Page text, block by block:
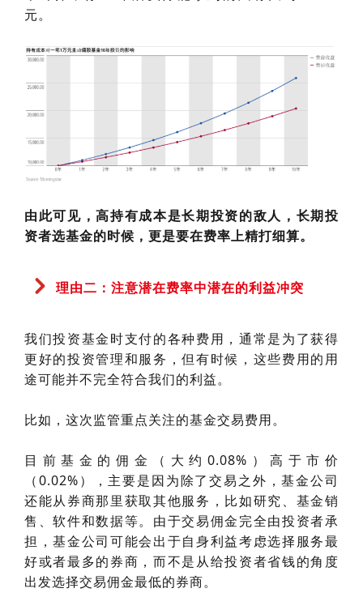
元。
由此可见，高持有成本是长期投资的敌人，长期投
资者选基金的时候，更是要在费率上精打细算。
理由二：注意潜在费率中潜在的利益冲突
我们投资基金时支付的各种费用，通常是为了获得
更好的投资管理和服务，但有时候，这些费用的用
途可能并不完全符合我们的利益。
比如，这次监管重点关注的基金交易费用。
目前基金的佣金（大约0.08%）高于市价
（0.02%），主要是因为除了交易之外，基金公司
还能从券商那里获取其他服务，比如研究、基金销
售、软件和数据等。由于交易佣金完全由投资者承
担，基金公司可能会出于自身利益考虑选择服务最
好或者最多的券商，而不是从给投资者省钱的角度
出发选择交易佣金最低的券商。